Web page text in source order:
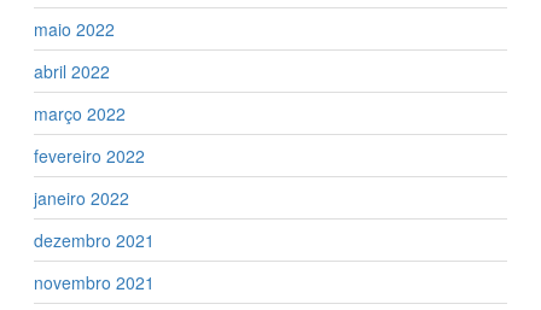
maio 2022
abril 2022
março 2022
fevereiro 2022
janeiro 2022
dezembro 2021
novembro 2021